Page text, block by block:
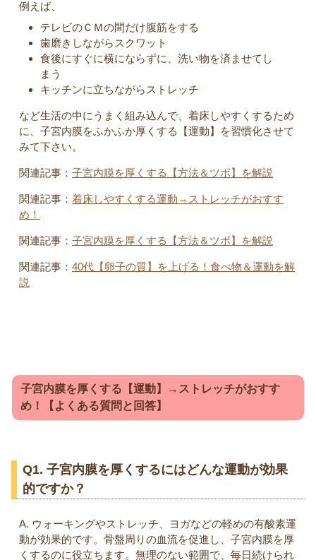
例えば、
テレビのＣＭの間だけ腹筋をする
歯磨きしながらスクワット
食後にすぐに横にならずに、洗い物を済ませてし
まう
キッチンに立ちながらストレッチ
など生活の中にうまく組み込んで、着床しやすくするため
に、子宮内膜をふかふか厚くする【運動】を習慣化させて
みて下さい。
関連記事： 子宮内膜を厚くする【方法＆ツボ】を解説
関連記事： 着床しやすくする運動→ストレッチがおすす
め！
関連記事： 子宮内膜を厚くする【方法＆ツボ】を解説
関連記事： 40代【卵子の質】を上げる！食べ物＆運動を解
説
子宮内膜を厚くする【運動】→ストレッチがおすす
め！【よくある質問と回答】
Q1. 子宮内膜を厚くするにはどんな運動が効果
的ですか？
A. ウォーキングやストレッチ、ヨガなどの軽めの有酸素運
動が効果的です。骨盤周りの血流を促進し、子宮内膜を厚
くするのに役立ちます。無理のない範囲で、毎日続けられ